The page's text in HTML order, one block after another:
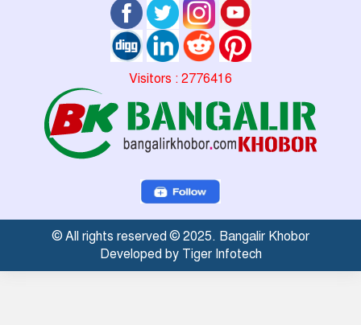
Visitors : 2776416
© All rights reserved © 2025. Bangalir Khobor
Developed by Tiger Infotech